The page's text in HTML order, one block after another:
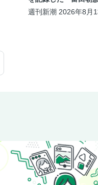
週刊新潮 2026年8月